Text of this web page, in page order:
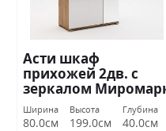
Асти шкаф
прихожей 2дв. с
зеркалом
Ширина
80.0см
Высота
199.0см
Глубина
40.0см